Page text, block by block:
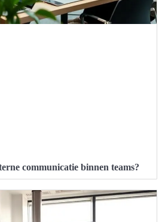
communicatie binnen teams?